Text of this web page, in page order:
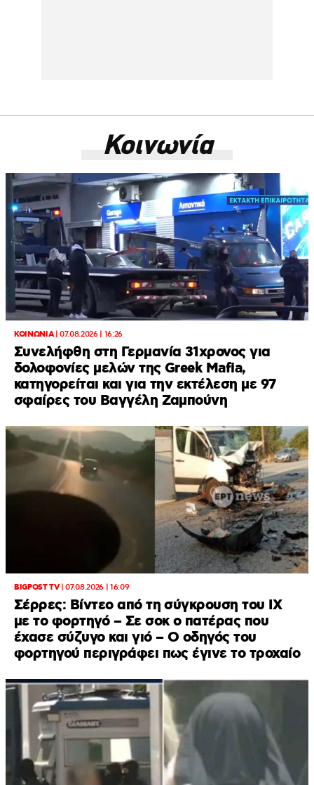
Κοινωνία
ΚΟΙΝΩΝΙΑ|07.08.2026 | 16:26
Συνελήφθη στη Γερμανία 31χρονος για
δολοφονίες μελών της Greek Mafia,
κατηγορείται και για την εκτέλεση με 97
σφαίρες του Βαγγέλη Ζαμπούνη
BIGPOST TV|07.08.2026 | 16:09
Σέρρες: Βίντεο από τη σύγκρουση του ΙΧ
με το φορτηγό – Σε σοκ ο πατέρας που
έχασε σύζυγο και γιό – Ο οδηγός του
φορτηγού περιγράφει πως έγινε το τροχαίο